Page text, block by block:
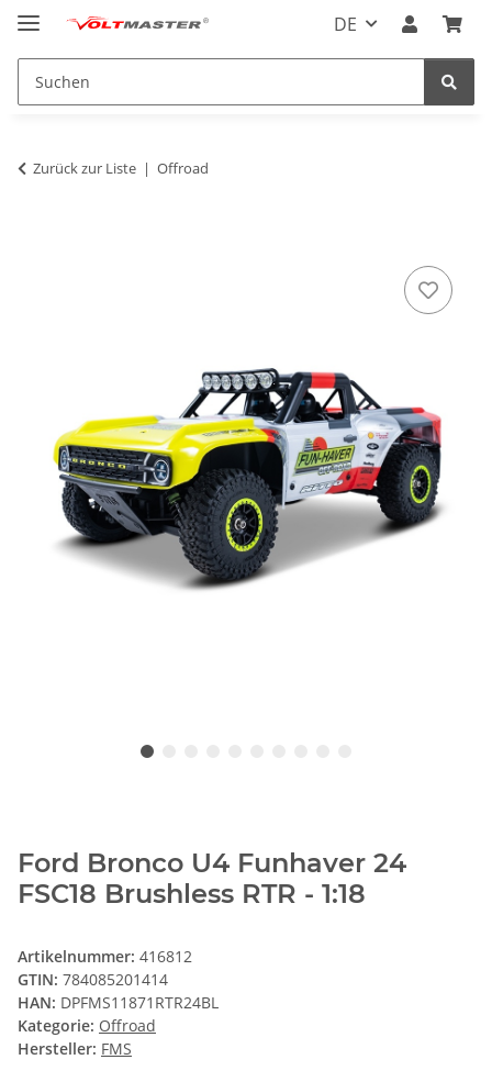
DE
Zurück zur Liste Offroad
Ford Bronco U4 Funhaver 24
FSC18 Brushless RTR - 1:18
Artikelnummer: 416812
GTIN: 784085201414
HAN: DPFMS11871RTR24BL
Kategorie: Offroad
Hersteller: FMS